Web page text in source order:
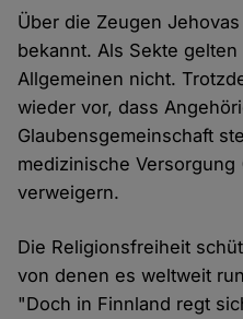
Über die Zeugen
bekannt. Als Sekte
Allgemeinen nicht.
wieder vor, dass
Glaubensgemeinschaft
medizinische
verweigern.
Die Religionsfreiheit
von denen es weltweit
"Doch in Finnland regt